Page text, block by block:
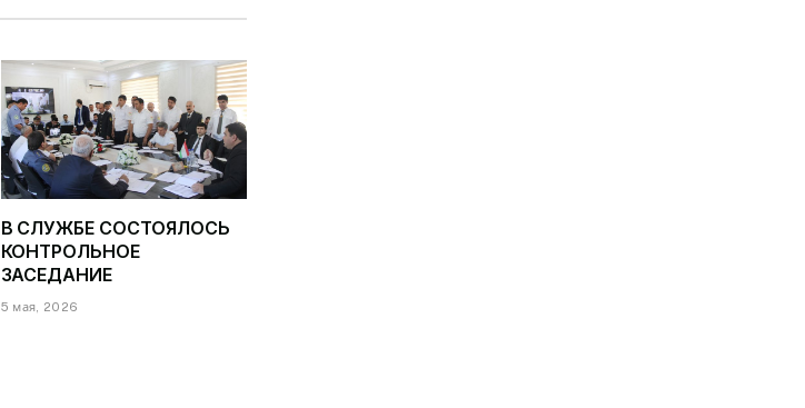
В СЛУЖБЕ СОСТОЯЛОСЬ
КОНТРОЛЬНОЕ
ЗАСЕДАНИЕ
5 мая, 2026